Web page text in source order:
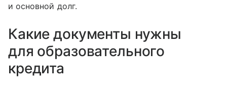
и основной долг.
Какие документы нужны
для образовательного
кредита